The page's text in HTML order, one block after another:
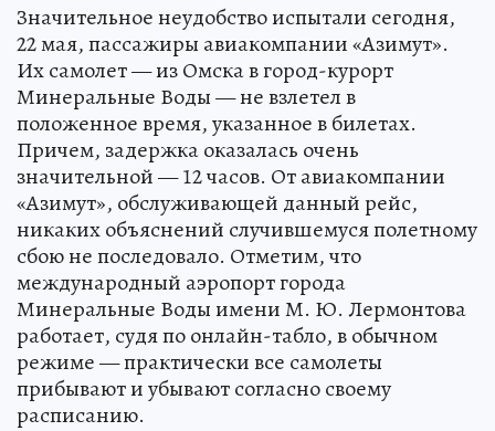
Значительное неудобство испытали сегодня,
22 мая, пассажиры авиакомпании «Азимут».
Их самолет — из Омска в город-курорт
Минеральные Воды — не взлетел в
положенное время, указанное в билетах.
Причем, задержка оказалась очень
значительной — 12 часов. От авиакомпании
«Азимут», обслуживающей данный рейс,
никаких объяснений случившемуся полетному
сбою не последовало. Отметим, что
международный аэропорт города
Минеральные Воды имени М. Ю. Лермонтова
работает, судя по онлайн-табло, в обычном
режиме — практически все самолеты
прибывают и убывают согласно своему
расписанию.